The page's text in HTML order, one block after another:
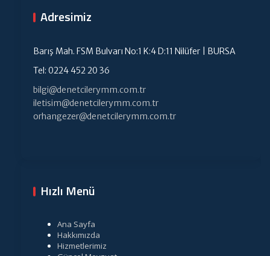
Adresimiz
Barış Mah. FSM Bulvarı No:1 K:4 D:11 Nilüfer | BURSA
Tel: 0224 452 20 36
bilgi@denetcilerymm.com.tr
iletisim@denetcilerymm.com.tr
orhangezer@denetcilerymm.com.tr
Hızlı Menü
Ana Sayfa
Hakkımızda
Hizmetlerimiz